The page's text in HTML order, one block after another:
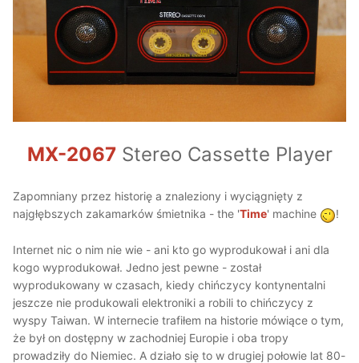
MX-2067 Stereo Cassette Player
Zapomniany przez historię a znaleziony i wyciągnięty z
najgłębszych zakamarków śmietnika - the 'Time' machine !
Internet nic o nim nie wie - ani kto go wyprodukował i ani dla
kogo wyprodukował. Jedno jest pewne - został
wyprodukowany w czasach, kiedy chińczycy kontynentalni
jeszcze nie produkowali elektroniki a robili to chińczycy z
wyspy Taiwan. W internecie trafiłem na historie mówiące o tym,
że był on dostępny w zachodniej Europie i oba tropy
prowadziły do Niemiec. A działo się to w drugiej połowie lat 80-